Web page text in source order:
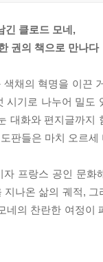
긴 클로드 모네,
권의 책으로 만나다
채의 혁명을 이끈
시기로 나누어 밀도
대화와 편지글까
판들은 마치 오르
자 프랑스 공인 문
지나온 삶의 궤적,
네의 찬란한 여정